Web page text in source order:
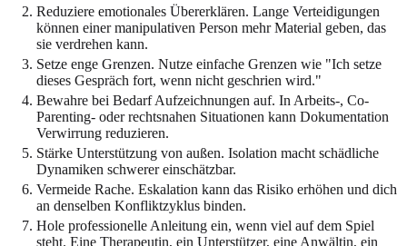
Reduziere emotionales Übererklären. Lange Verteidigungen
können einer manipulativen Person mehr Material geben, das
sie verdrehen kann.
Setze enge Grenzen. Nutze einfache Grenzen wie "Ich setze
dieses Gespräch fort, wenn nicht geschrien wird."
Bewahre bei Bedarf Aufzeichnungen auf. In Arbeits-, Co-
Parenting- oder rechtsnahen Situationen kann Dokumentation
Verwirrung reduzieren.
Stärke Unterstützung von außen. Isolation macht schädliche
Dynamiken schwerer einschätzbar.
Vermeide Rache. Eskalation kann das Risiko erhöhen und dich
an denselben Konfliktzyklus binden.
Hole professionelle Anleitung ein, wenn viel auf dem Spiel
steht. Eine Therapeutin, ein Unterstützer, eine Anwältin, ein